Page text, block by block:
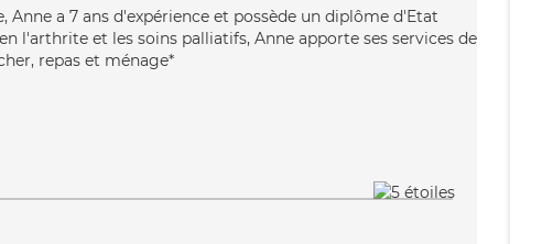
a 7 ans d'expérience et possède un diplôme d'Etat
l'arthrite et les soins palliatifs, Anne apporte ses services de
repas et ménage*